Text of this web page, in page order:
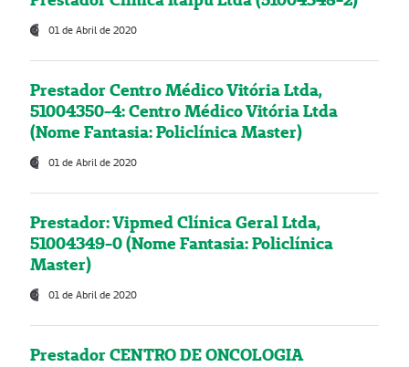
01 de Abril de 2020
Prestador Centro Médico Vitória Ltda,
51004350-4: Centro Médico Vitória Ltda
(Nome Fantasia: Policlínica Master)
01 de Abril de 2020
Prestador: Vipmed Clínica Geral Ltda,
51004349-0 (Nome Fantasia: Policlínica
Master)
01 de Abril de 2020
Prestador CENTRO DE ONCOLOGIA